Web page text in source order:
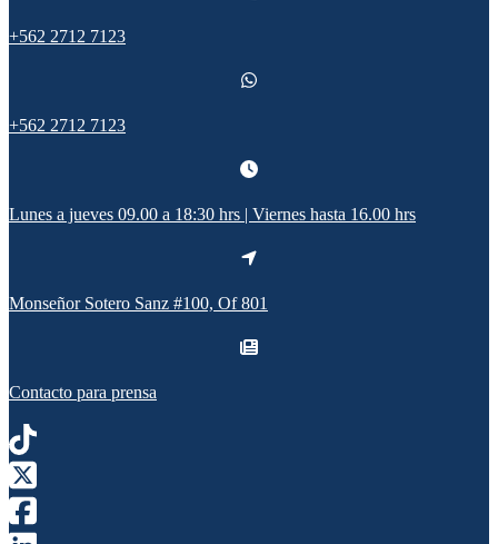
+562 2712 7123
+562 2712 7123
Lunes a jueves 09.00 a 18:30 hrs | Viernes hasta 16.00 hrs
Monseñor Sotero Sanz #100, Of 801
Contacto para prensa